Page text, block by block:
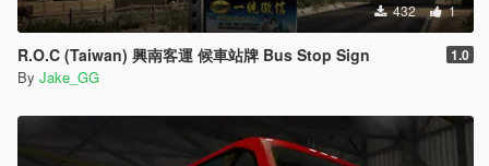
432 1
R.O.C (Taiwan) 興南客運 候車站牌 Bus Stop Sign 1.0
By Jake_GG